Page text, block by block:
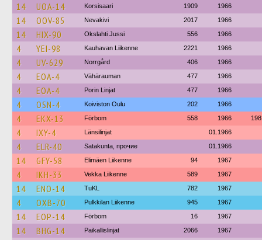
14 UOA-14 Korsisaari 1909 1966
14 OOV-85 Nevakivi 2017 1966
14 HIX-90 Okslahti Jussi 556 1966
4 YEI-98 Kauhavan Liikenne 2221 1966
4 UV-629 Norrgård 406 1966
4 EOA-4 Vähärauman 477 1966
4 EOA-4 Porin Linjat 477 1966
4 OSN-4 Koiviston Oulu 202 1966
4 EKX-13 Förbom 558 1966
4 IXY-4 Länsilinjat 01.1966
4 ELR-40 Satakunta, прочие 01.1966
14 GFY-58 Elimäen Liikenne 94 1967
4 IKH-33 Vekka Liikenne 589 1967
14 ENO-14 TuKL 782 1967
4 OXB-70 Pulkkilan Liikenne 945 1967
14 EOP-14 Förbom 16 1967
14 BHG-14 Paikallislinjat 2066 1967